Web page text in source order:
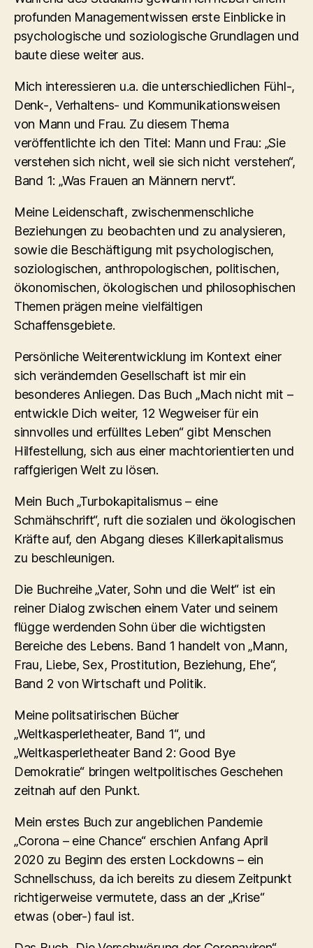
profunden Managementwissen erste Einblicke in
psychologische und soziologische Grundlagen und
baute diese weiter aus.
Mich interessieren u.a. die unterschiedlichen Fühl-,
Denk-, Verhaltens- und Kommunikationsweisen
von Mann und Frau. Zu diesem Thema
veröffentlichte ich den Titel: Mann und Frau: „Sie
verstehen sich nicht, weil sie sich nicht verstehen“,
Band 1: „Was Frauen an Männern nervt“.
Meine Leidenschaft, zwischenmenschliche
Beziehungen zu beobachten und zu analysieren,
sowie die Beschäftigung mit psychologischen,
soziologischen, anthropologischen, politischen,
ökonomischen, ökologischen und philosophischen
Themen prägen meine vielfältigen
Schaffensgebiete.
Persönliche Weiterentwicklung im Kontext einer
sich verändernden Gesellschaft ist mir ein
besonderes Anliegen. Das Buch „Mach nicht mit –
entwickle Dich weiter, 12 Wegweiser für ein
sinnvolles und erfülltes Leben“ gibt Menschen
Hilfestellung, sich aus einer machtorientierten und
raffgierigen Welt zu lösen.
Mein Buch „Turbokapitalismus – eine
Schmähschrift“, ruft die sozialen und ökologischen
Kräfte auf, den Abgang dieses Killerkapitalismus
zu beschleunigen.
Die Buchreihe „Vater, Sohn und die Welt“ ist ein
reiner Dialog zwischen einem Vater und seinem
flügge werdenden Sohn über die wichtigsten
Bereiche des Lebens. Band 1 handelt von „Mann,
Frau, Liebe, Sex, Prostitution, Beziehung, Ehe“,
Band 2 von Wirtschaft und Politik.
Meine politsatirischen Bücher
„Weltkasperletheater, Band 1“, und
„Weltkasperletheater Band 2: Good Bye
Demokratie“ bringen weltpolitisches Geschehen
zeitnah auf den Punkt.
Mein erstes Buch zur angeblichen Pandemie
„Corona – eine Chance“ erschien Anfang April
2020 zu Beginn des ersten Lockdowns – ein
Schnellschuss, da ich bereits zu diesem Zeitpunkt
richtigerweise vermutete, dass an der „Krise“
etwas (ober-) faul ist.